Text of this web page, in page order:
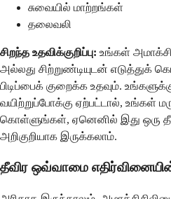
சுவையில் மாற்றங்கள்
தலைவலி
சிறந்த உதவிக்குறிப்பு: உங்கள்
அல்லது சிற்றுண்டியுடன் எடுத்துக்
பிடிப்பைக் குறைக்க உதவும்.
வயிற்றுப்போக்கு ஏற்பட்டால், உங்கள்
கொள்ளுங்கள், ஏனெனில் இது ஒரு
அறிகுறியாக இருக்கலாம்.
தீவிர ஒவ்வாமை